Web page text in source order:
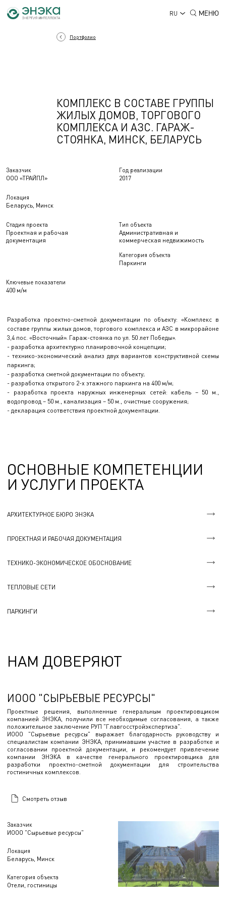
RU МЕНЮ
Заказчик
ООО «ТРАЙПЛ»
Год реализации
2017
Локация
Беларусь, Минск
Стадия проекта
Проектная и рабочая
документация
Тип объекта
Административная и
коммерческая недвижимость
Категория объекта
Паркинги
Ключевые показатели
400 м/м
Портфолио
КОМПЛЕКС В СОСТАВЕ ГРУППЫ
ЖИЛЫХ ДОМОВ, ТОРГОВОГО
КОМПЛЕКСА И АЗС. ГАРАЖ-
СТОЯНКА, МИНСК, БЕЛАРУСЬ
Разработка проектно-сметной документации по объекту: «Комплекс в
составе группы жилых домов, торгового комплекса и АЗС в микрорайоне
3,4 пос. «Восточный». Гараж-стоянка по ул. 50 лет Победы».
- разработка архитектурно планировочной концепции;
- технико-экономический анализ двух вариантов конструктивной схемы
паркинга;
- разработка сметной документации по объекту;
- разработка открытого 2-х этажного паркинга на 400 м/м;
- разработка проекта наружных инженерных сетей: кабель – 50 м.,
водопровод – 50 м., канализация – 50 м., очистные сооружения;
- декларация соответствия проектной документации.
ОСНОВНЫЕ КОМПЕТЕНЦИИ
И УСЛУГИ ПРОЕКТА
АРХИТЕКТУРНОЕ БЮРО ЭНЭКА
ПРОЕКТНАЯ И РАБОЧАЯ ДОКУМЕНТАЦИЯ
ТЕХНИКО-ЭКОНОМИЧЕСКОЕ ОБОСНОВАНИЕ
ТЕПЛОВЫЕ СЕТИ
ПАРКИНГИ
НАМ ДОВЕРЯЮТ
Заказчик
ИООО "Сырьевые ресурсы"
Локация
Беларусь, Минск
Категория объекта
Отели, гостиницы
ИООО "СЫРЬЕВЫЕ РЕСУРСЫ"
Проектные решения, выполненные генеральным проектировщиком
компанией ЭНЭКА, получили все необходимые согласования, а также
положительное заключение РУП "Главгосстройэкспертиза".
ИООО "Сырьевые ресурсы" выражает благодарность руководству и
специалистам компании ЭНЭКА, принимавшим участие в разработке и
согласовании проектной документации, и рекомендует привлечение
компании ЭНЭКА в качестве генерального проектировщика для
разработки проектно-сметной документации для строительства
гостиничных комплексов.
Смотреть отзыв